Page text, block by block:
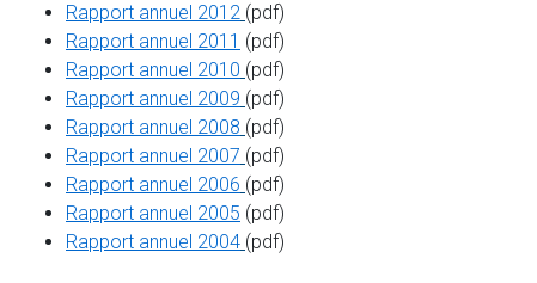
Rapport annuel 2012 (pdf)
Rapport annuel 2011 (pdf)
Rapport annuel 2010 (pdf)
Rapport annuel 2009 (pdf)
Rapport annuel 2008 (pdf)
Rapport annuel 2007 (pdf)
Rapport annuel 2006 (pdf)
Rapport annuel 2005 (pdf)
Rapport annuel 2004 (pdf)